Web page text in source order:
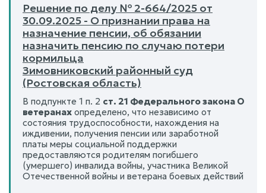
Решение по делу № 2-664/2025 от
30.09.2025 - О признании права на
назначение пенсии, об обязании
назначить пенсию по случаю потери
кормильца
Зимовниковский районный суд
(Ростовская область)
В подпункте 1 п. 2 ст. 21 Федерального закона О
ветеранах определено, что независимо от
состояния трудоспособности, нахождения на
иждивении, получения пенсии или заработной
платы меры социальной поддержки
предоставляются родителям погибшего
(умершего) инвалида войны, участника Великой
Отечественной войны и ветерана боевых действий